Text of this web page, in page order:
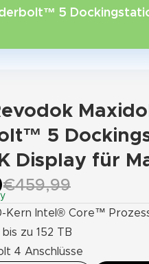
5
5
Display für
€459,99
Kern Intel® Core™
zu 152 TB
4 Anschlüsse